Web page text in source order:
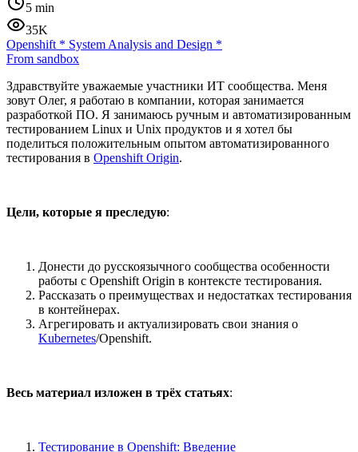
5 min
35K
Openshift * System Analysis and Design *
From sandbox
Здравствуйте уважаемые участники ИТ сообщества. Меня
зовут Олег, я работаю в компании, которая занимается
разработкой ПО. Я занимаюсь ручным и автоматизированным
тестированием Linux и Unix продуктов и я хотел бы
поделиться положительным опытом автоматизированного
тестирования в Openshift Origin.
Цели, которые я преследую:
Донести до русскоязычного сообщества особенности
работы с Openshift Origin в контексте тестирования.
Рассказать о преимуществах и недостатках тестирования
в контейнерах.
Агрегировать и актуализировать свои знания о
Kubernetes/Openshift.
Весь материал изложен в трёх статьях:
Тестирование в Openshift: Введение